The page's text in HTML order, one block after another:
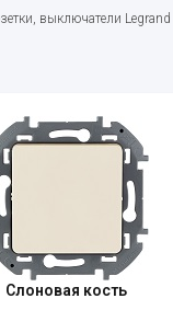
выключатели Legrand
Слоновая кость